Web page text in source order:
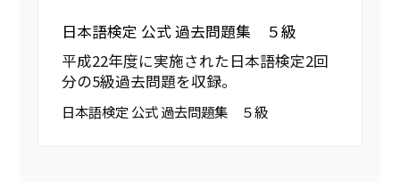
日本語検定 公式 過去問題集 ５級
平成22年度に実施された日本語検定2回
分の5級過去問題を収録。
日本語検定 公式 過去問題集 ５級